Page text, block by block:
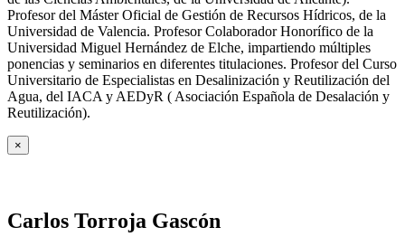
Profesor del Máster Oficial de Gestión de Recursos Hídricos, de la
Universidad de Valencia. Profesor Colaborador Honorífico de la
Universidad Miguel Hernández de Elche, impartiendo múltiples
ponencias y seminarios en diferentes titulaciones. Profesor del Curso
Universitario de Especialistas en Desalinización y Reutilización del
Agua, del IACA y AEDyR ( Asociación Española de Desalación y
Reutilización).
×
Carlos Torroja Gascón